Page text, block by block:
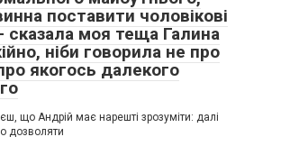
поставити чоловікові
сказала моя теща Галина
ніби говорила не про
якогось далекого
що Андрій має нарешті зрозуміти: далі
дозволяти